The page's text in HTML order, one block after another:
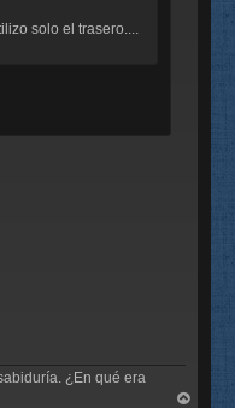
solo el trasero....
¿En qué era